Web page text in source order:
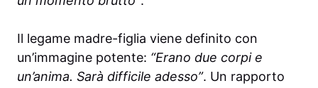
Il legame madre-figlia viene definito con
un’immagine potente: “Erano due corpi e
un’anima. Sarà difficile adesso”. Un rapporto